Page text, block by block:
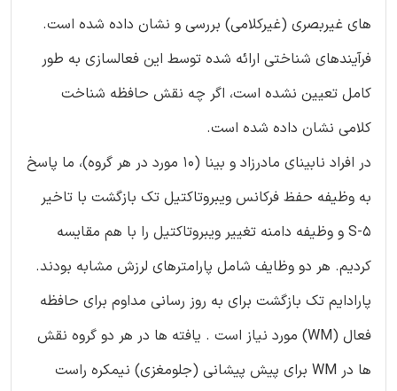
های غیربصری (غیرکلامی) بررسی و نشان داده شده است.
فرآیندهای شناختی ارائه شده توسط این فعالسازی به طور
کامل تعیین نشده است، اگر چه نقش حافظه شناخت
کلامی نشان داده شده است.
در افراد نابینای مادرزاد و بینا (10 مورد در هر گروه)، ما پاسخ
به وظیفه حفظ فرکانس ویبروتاکتیل تک بازگشت با تاخیر
5-S و وظیفه دامنه تغییر ویبروتاکتیل را با هم مقایسه
کردیم. هر دو وظایف شامل پارامترهای لرزش مشابه بودند.
پارادایم تک بازگشت برای به روز رسانی مداوم برای حافظه
فعال (WM) مورد نیاز است . یافته ها در هر دو گروه نقش
ها در WM برای پیش پیشانی (جلومغزی) نیمکره راست